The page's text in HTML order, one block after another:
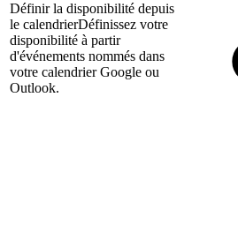
Définir la disponibilité depuis
le calendrierDéfinissez votre
disponibilité à partir
d'événements nommés dans
votre calendrier Google ou
Outlook.